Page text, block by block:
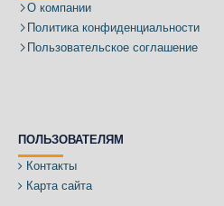
О компании
Политика конфиденциальности
Пользовательское соглашение
ПОЛЬЗОВАТЕЛЯМ
Контакты
Карта сайта